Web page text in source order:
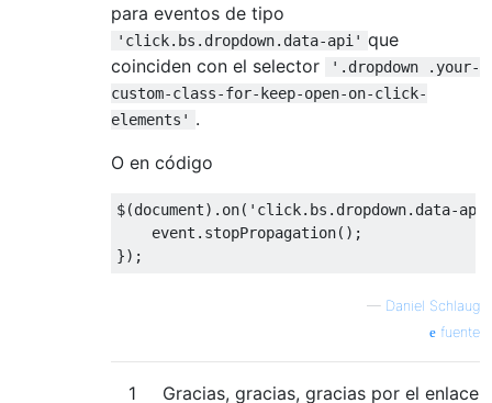
para eventos de tipo
'click.bs.dropdown.data-api' que
coinciden con el selector
'.dropdown .your-
custom-class-for-keep-open-on-click-
elements' .
O en código
$(document). on( 'click.bs.dropdown.data-
    event
. stopPropagation();
});
— Daniel Schlaug
fuente
1 Gracias, gracias, gracias por el enlace